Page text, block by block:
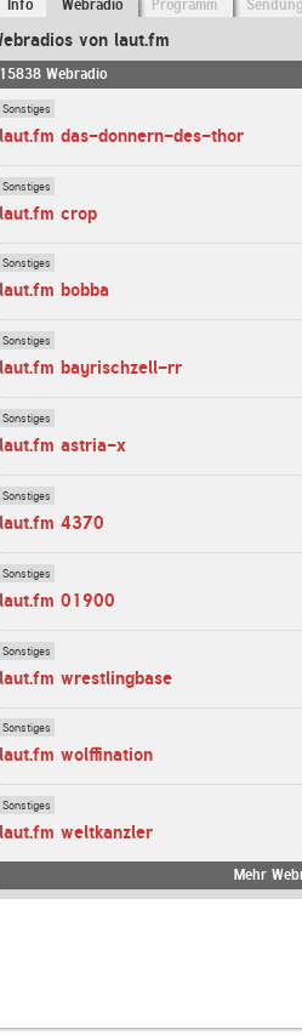
Info Webradio Programm
von laut.fm
15838 Webradio
Sonstiges
laut.fm das-donnern-des-thor
Sonstiges
laut.fm crop
Sonstiges
laut.fm bobba
Sonstiges
laut.fm bayrischzell-rr
Sonstiges
laut.fm astria-x
Sonstiges
laut.fm 4370
Sonstiges
laut.fm 01900
Sonstiges
laut.fm wrestlingbase
Sonstiges
laut.fm wolffination
Sonstiges
laut.fm weltkanzler
Mehr